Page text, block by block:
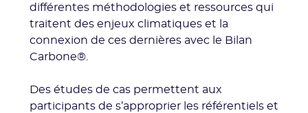
différentes méthodologies et ressources qui
traitent des enjeux climatiques et la
connexion de ces dernières avec le Bilan
Carbone®.
Des études de cas permettent aux
participants de s’approprier les référentiels et